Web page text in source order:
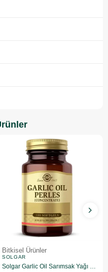
Bitkisel Ürünler
SOLGAR
Solgar Garlic Oil Sarımsak Yağı 100 Kapsül